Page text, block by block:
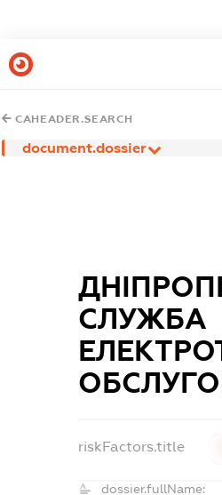
CAHEADER.SEARCH
document.dossier
СЛУЖБА
riskFactors.title
dossier.fullName: